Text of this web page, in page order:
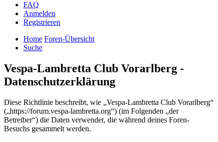
FAQ
Anmelden
Registrieren
Home Foren-Übersicht
Suche
Vespa-Lambretta Club Vorarlberg -
Datenschutzerklärung
Diese Richtlinie beschreibt, wie „Vespa-Lambretta Club Vorarlberg“
(„https://forum.vespa-lambretta.org“) (im Folgenden „der
Betreiber“) die Daten verwendet, die während deines Foren-
Besuchs gesammelt werden.